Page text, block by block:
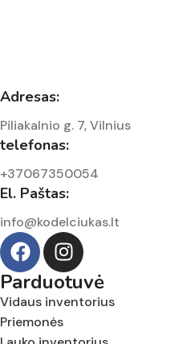
Adresas:
Piliakalnio g. 7, Vilnius
telefonas:
+37067350054
El. Paštas:
info@kodelciukas.lt
Parduotuvė
Vidaus inventorius
Priemonės